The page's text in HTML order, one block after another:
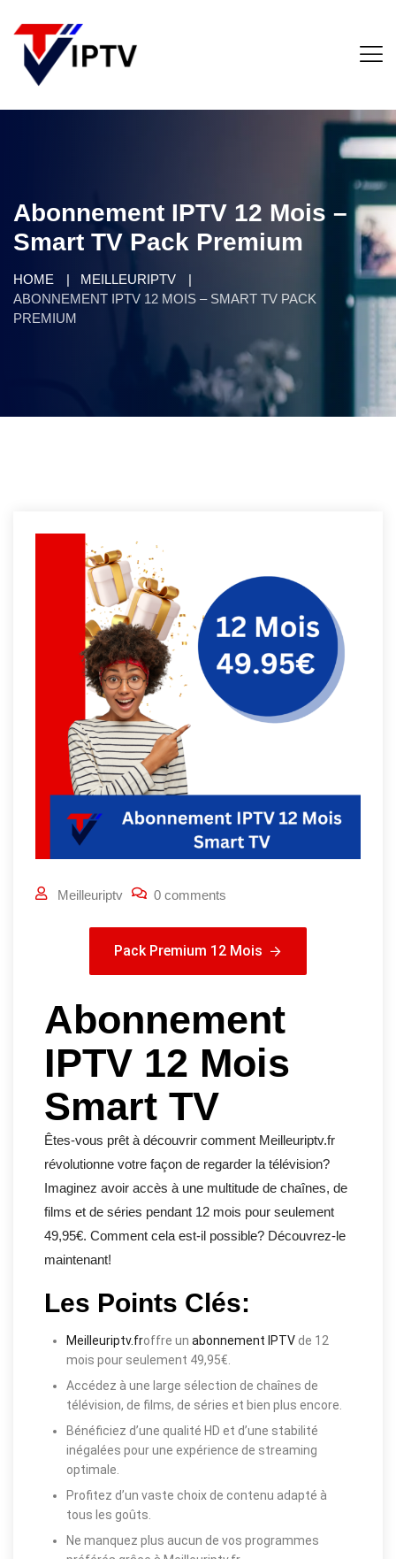
Abonnement IPTV 12 Mois –
Smart TV Pack Premium
HOME
MEILLEURIPTV
ABONNEMENT IPTV 12 MOIS – SMART TV PACK
PREMIUM
Meilleuriptv 0 comments
Pack Premium 12 Mois
Abonnement
IPTV 12 Mois
Smart TV
Êtes-vous prêt à découvrir comment Meilleuriptv.fr
révolutionne votre façon de regarder la télévision?
Imaginez avoir accès à une multitude de chaînes, de
films et de séries pendant 12 mois pour seulement
49,95€. Comment cela est-il possible? Découvrez-le
maintenant!
Les Points Clés:
Meilleuriptv.froffre un abonnement IPTV de 12
mois pour seulement 49,95€.
Accédez à une large sélection de chaînes de
télévision, de films, de séries et bien plus encore.
Bénéficiez d’une qualité HD et d’une stabilité
inégalées pour une expérience de streaming
optimale.
Profitez d’un vaste choix de contenu adapté à
tous les goûts.
Ne manquez plus aucun de vos programmes